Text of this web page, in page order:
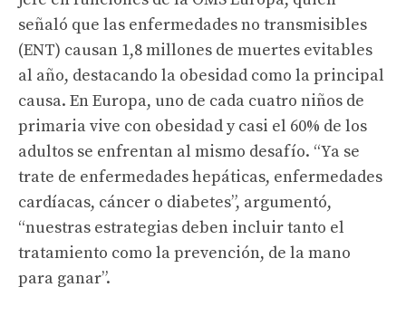
señaló que las enfermedades no transmisibles
(ENT) causan 1,8 millones de muertes evitables
al año, destacando la obesidad como la principal
causa. En Europa, uno de cada cuatro niños de
primaria vive con obesidad y casi el 60% de los
adultos se enfrentan al mismo desafío. “Ya se
trate de enfermedades hepáticas, enfermedades
cardíacas, cáncer o diabetes”, argumentó,
“nuestras estrategias deben incluir tanto el
tratamiento como la prevención, de la mano
para ganar”.